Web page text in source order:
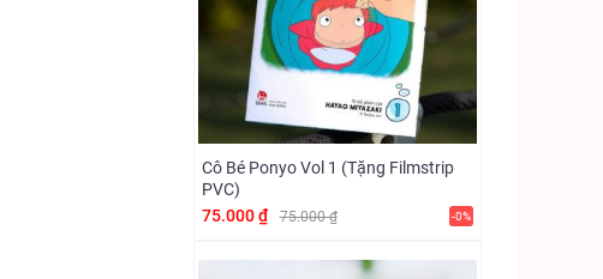
Cô Bé Ponyo Vol 1 (Tặng Filmstrip
PVC)
75.000 ₫
75.000 ₫ -0%